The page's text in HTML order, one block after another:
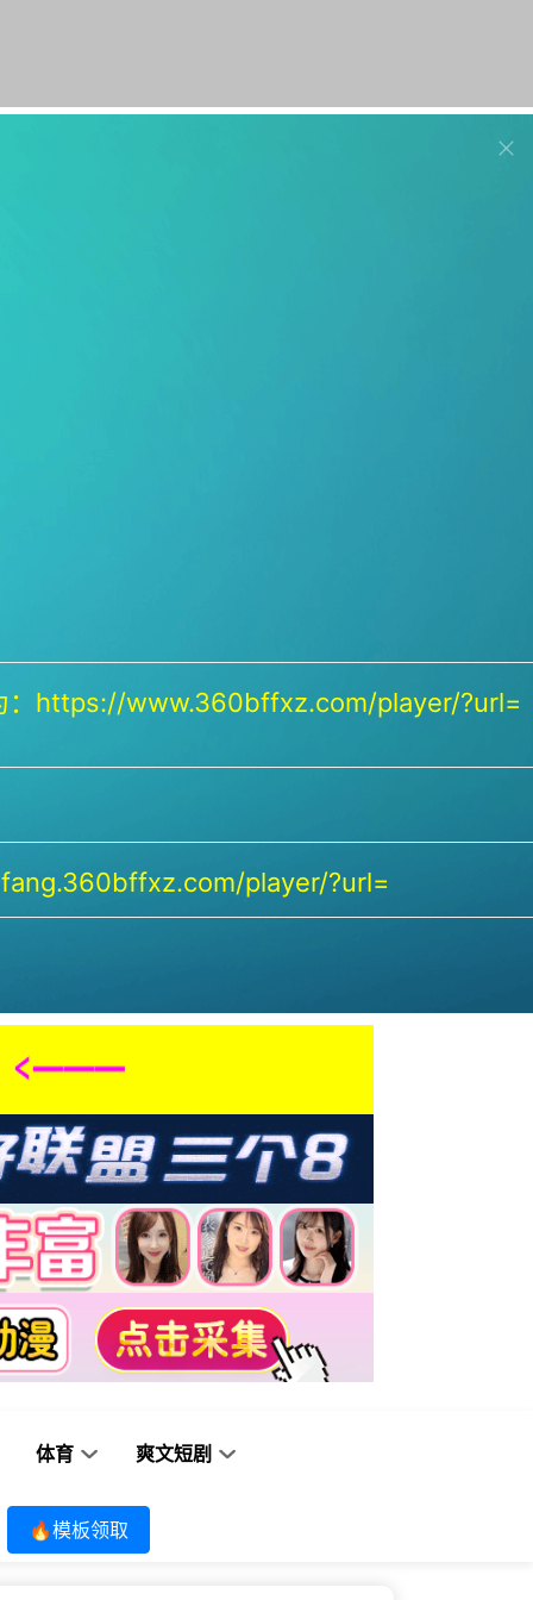
https://www.360bffxz.com/player/?url=
player/?url=
体育 爽文短剧
🔥模板领取